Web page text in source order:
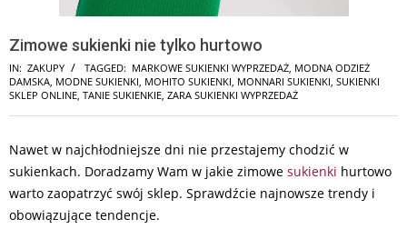
Zimowe sukienki nie tylko hurtowo
IN: ZAKUPY TAGGED: MARKOWE SUKIENKI WYPRZEDAŻ, MODNA ODZIEŻ
DAMSKA, MODNE SUKIENKI, MOHITO SUKIENKI, MONNARI SUKIENKI, SUKIENKI
SKLEP ONLINE, TANIE SUKIENKIE, ZARA SUKIENKI WYPRZEDAŻ
Nawet w najchłodniejsze dni nie przestajemy chodzić w
sukienkach. Doradzamy Wam w jakie zimowe sukienki hurtowo
warto zaopatrzyć swój sklep. Sprawdźcie najnowsze trendy i
obowiązujące tendencje.